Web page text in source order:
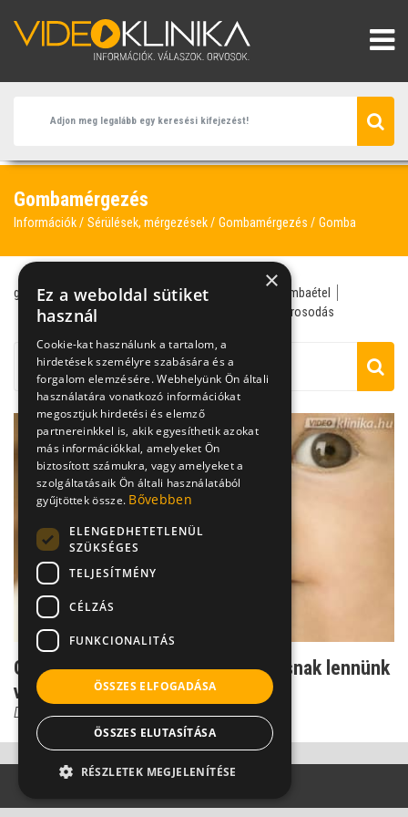
Gombamérgezés
Információk Sérülések, mérgezések Gombamérgezés Gomba
gombamérgezés cachexia galóca
gombaétel
Győrfi Pál
hánytatás májkárosodás
Gomba: nem csak akkor kell óvatosnak lennünk
vele, ha mérges
Dr. Zacher Gábor
×
Ez a weboldal sütiket
használ
Cookie-kat használunk a tartalom, a
hirdetések személyre szabására és a
forgalom elemzésére. Webhelyünk Ön általi
használatára vonatkozó információkat
megosztjuk hirdetési és elemző
partnereinkkel is, akik egyesíthetik azokat
más információkkal, amelyeket Ön
biztosított számukra, vagy amelyeket a
szolgáltatásaik Ön általi használatából
gyűjtöttek össze. Bővebben
ELENGEDHETETLENÜL
SZÜKSÉGES
TELJESÍTMÉNY
CÉLZÁS
FUNKCIONALITÁS
ÖSSZES ELFOGADÁSA
ÖSSZES ELUTASÍTÁSA
RÉSZLETEK MEGJELENÍTÉSE